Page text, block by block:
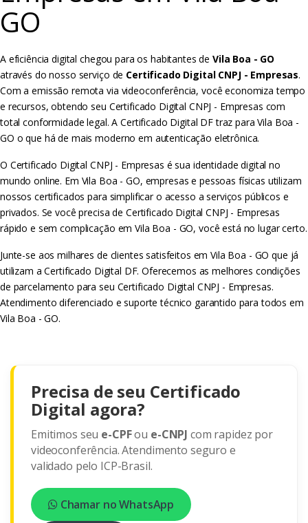
GO
A eficiência digital chegou para os habitantes de Vila Boa - GO
através do nosso serviço de Certificado Digital CNPJ - Empresas.
Com a emissão remota via videoconferência, você economiza tempo
e recursos, obtendo seu Certificado Digital CNPJ - Empresas com
total conformidade legal. A Certificado Digital DF traz para Vila Boa -
GO o que há de mais moderno em autenticação eletrônica.
O Certificado Digital CNPJ - Empresas é sua identidade digital no
mundo online. Em Vila Boa - GO, empresas e pessoas físicas utilizam
nossos certificados para simplificar o acesso a serviços públicos e
privados. Se você precisa de Certificado Digital CNPJ - Empresas
rápido e sem complicação em Vila Boa - GO, você está no lugar certo.
Junte-se aos milhares de clientes satisfeitos em Vila Boa - GO que já
utilizam a Certificado Digital DF. Oferecemos as melhores condições
de parcelamento para seu Certificado Digital CNPJ - Empresas.
Atendimento diferenciado e suporte técnico garantido para todos em
Vila Boa - GO.
Precisa de seu Certificado
Digital agora?
Emitimos seu e-CPFou e-CNPJ com rapidez por
videoconferência. Atendimento seguro e
validado pelo ICP-Brasil.
Chamar no WhatsApp